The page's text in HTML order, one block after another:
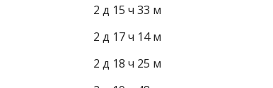
2 д 15 ч 33 м
2 д 17 ч 14 м
2 д 18 ч 25 м